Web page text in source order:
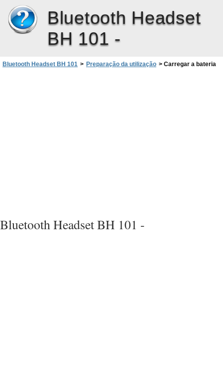
Bluetooth Headset
BH 101 -
Bluetooth Headset BH 101 > Preparação da utilização > Carregar a bateria
Bluetooth Headset BH 101 -